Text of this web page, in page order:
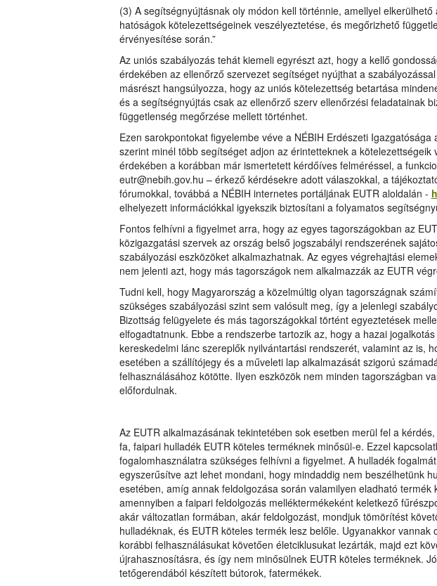
(3) A segítségnyújtásnak oly módon kell történnie, amellyel
hatóságok kötelezettségeinek veszélyeztetése, és megőrizhető
érvényesítése során.”
Az uniós szabályozás tehát kiemeli egyrészt azt, hogy a kellő
érdekében az ellenőrző szervezet segítséget nyújthat a
másrészt hangsúlyozza, hogy az uniós kötelezettség betartása
és a segítségnyújtás csak az ellenőrző szerv ellenőrzési feladatainak
függetlenség megőrzése mellett történhet.
Ezen sarokpontokat figyelembe véve a NÉBIH Erdészeti
szerint minél több segítséget adjon az érintetteknek a kötelezettségeik
érdekében a korábban már ismertetett kérdőíves felméréssel, a
eutr@nebih.gov.hu – érkező kérdésekre adott válaszokkal, a
fórumokkal, továbbá a NÉBIH internetes portáljának EUTR aloldalán -
elhelyezett információkkal igyekszik biztosítani a folyamatos
Fontos felhívni a figyelmet arra, hogy az egyes tagországokban az
közigazgatási szervek az ország belső jogszabályi rendszerének
szabályozási eszközöket alkalmazhatnak. Az egyes végrehajtási
nem jelenti azt, hogy más tagországok nem alkalmazzák az EUTR
Tudni kell, hogy Magyarország a közelmúltig olyan tagországnak
szükséges szabályozási szint sem valósult meg, így a jelenlegi
Bizottság felügyelete és más tagországokkal történt egyeztetések
elfogadtatnunk. Ebbe a rendszerbe tartozik az, hogy a hazai
kereskedelmi lánc szereplők nyilvántartási rendszerét, valamint az is,
esetében a szállítójegy és a műveleti lap alkalmazását szigorú
felhasználásához kötötte. Ilyen eszközök nem minden tagországban
előfordulnak.
Az EUTR alkalmazásának tekintetében sok esetben merül fel a
fa, faipari hulladék EUTR köteles terméknek minősül-e. Ezzel
fogalomhasználatra szükséges felhívni a figyelmet. A hulladék
egyszerűsítve azt lehet mondani, hogy mindaddig nem beszélhetünk
esetében, amíg annak feldolgozása során valamilyen eladható termék
amennyiben a faipari feldolgozás melléktermékeként keletkező
akár változatlan formában, akár feldolgozást, mondjuk tömörítést
hulladéknak, és EUTR köteles termék lesz belőle. Ugyanakkor vannak
korábbi felhasználásukat követően életciklusukat lezárták, majd ezt
újrahasznosításra, és így nem minősülnek EUTR köteles terméknek.
tetőgerendából készített bútorok, fatermékek.